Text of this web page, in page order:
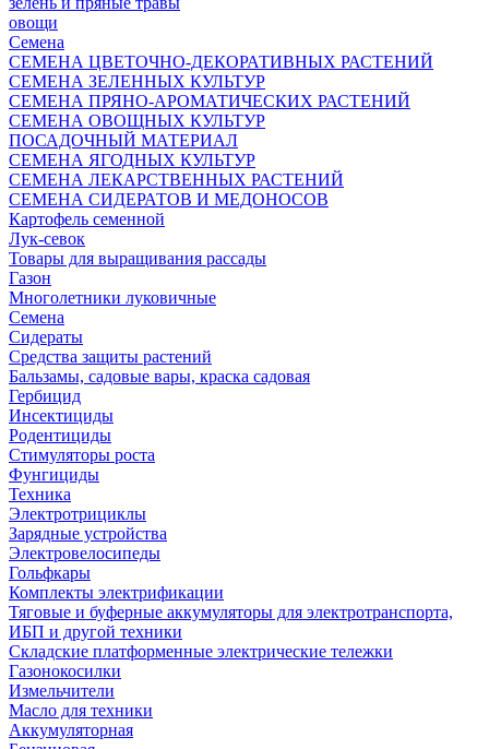
овощи
Семена
СЕМЕНА ЦВЕТОЧНО-ДЕКОРАТИВНЫХ РАСТЕНИЙ
СЕМЕНА ЗЕЛЕННЫХ КУЛЬТУР
СЕМЕНА ПРЯНО-АРОМАТИЧЕСКИХ РАСТЕНИЙ
СЕМЕНА ОВОЩНЫХ КУЛЬТУР
ПОСАДОЧНЫЙ МАТЕРИАЛ
СЕМЕНА ЯГОДНЫХ КУЛЬТУР
СЕМЕНА ЛЕКАРСТВЕННЫХ РАСТЕНИЙ
СЕМЕНА СИДЕРАТОВ И МЕДОНОСОВ
Картофель семенной
Лук-севок
Товары для выращивания рассады
Газон
Многолетники луковичные
Семена
Сидераты
Средства защиты растений
Бальзамы, садовые вары, краска садовая
Гербицид
Инсектициды
Родентициды
Стимуляторы роста
Фунгициды
Техника
Электротрициклы
Зарядные устройства
Электровелосипеды
Гольфкары
Комплекты электрификации
Тяговые и буферные аккумуляторы для электротранспорта,
ИБП и другой техники
Складские платформенные электрические тележки
Газонокосилки
Измельчители
Масло для техники
Аккумуляторная